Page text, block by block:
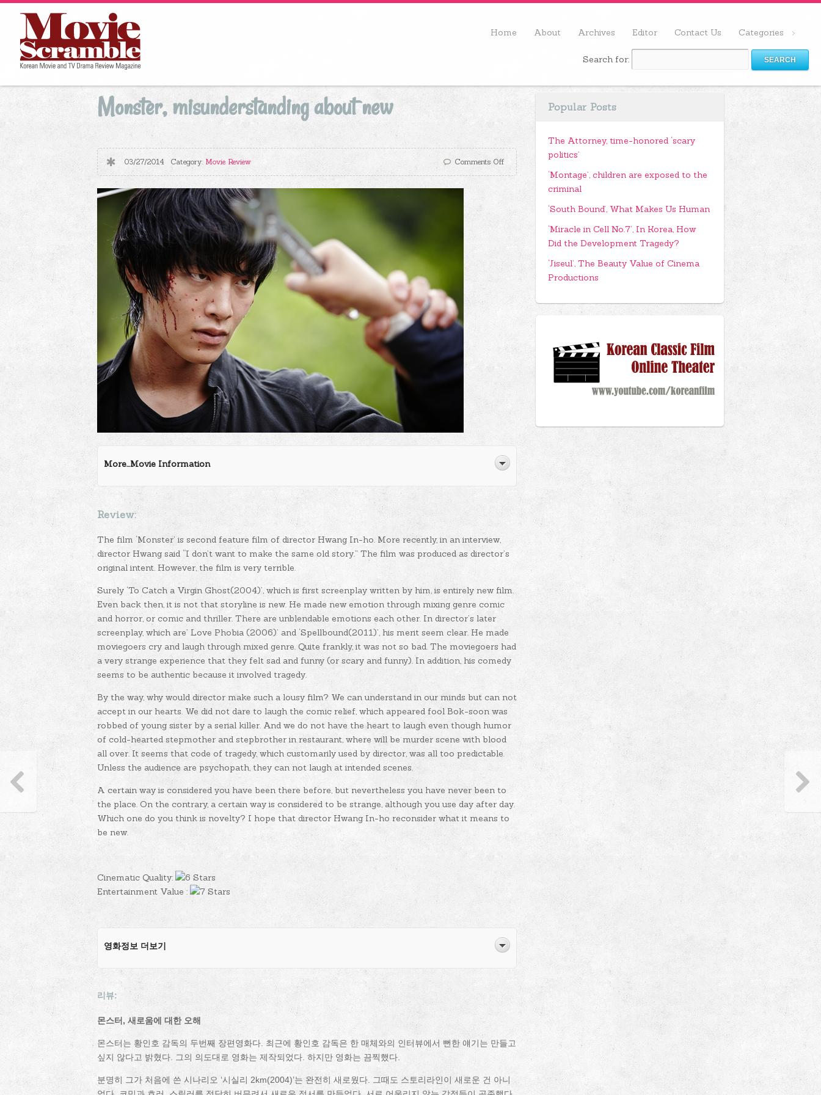
Home About Archives Editor Contact Us Categories
Search for:
Monster, misunderstanding about new
03/27/2014 Category: Movie Review Comments Off
More...Movie Information
Review:
The film ‘Monster’ is second feature film of director Hwang In-ho. More recently, in an interview,
director Hwang said “I don’t want to make the same old story.” The film was produced as director’s
original intent. However, the film is very terrible.
Surely ‘To Catch a Virgin Ghost(2004)’, which is first screenplay written by him, is entirely new film.
Even back then, it is not that storyline is new. He made new emotion through mixing genre comic
and horror, or comic and thriller. There are unblendable emotions each other. In director’s later
screenplay, which are’ Love Phobia (2006)’ and ‘Spellbound(2011)’, his merit seem clear. He made
moviegoers cry and laugh through mixed genre. Quite frankly, it was not so bad. The moviegoers had
a very strange experience that they felt sad and funny (or scary and funny). In addition, his comedy
seems to be authentic because it involved tragedy.
By the way, why would director make such a lousy film? We can understand in our minds but can not
accept in our hearts. We did not dare to laugh the comic relief, which appeared fool Bok-soon was
robbed of young sister by a serial killer. And we do not have the heart to laugh even though humor
of cold-hearted stepmother and stepbrother in restaurant, where will be murder scene with blood
all over. It seems that code of tragedy, which customarily used by director, was all too predictable.
Unless the audience are psychopath, they can not laugh at intended scenes.
A certain way is considered you have been there before, but nevertheless you have never been to
the place. On the contrary, a certain way is considered to be strange, although you use day after day.
Which one do you think is novelty? I hope that director Hwang In-ho reconsider what it means to
be new.
Cinematic Quality:
Entertainment Value :
영화정보 더보기
리뷰:
몬스터, 새로움에 대한 오해
몬스터는 황인호 감독의 두번째 장편영화다. 최근에 황인호 감독은 한 매체와의 인터뷰에서 뻔한 얘기는 만들고
싶지 않다고 밝혔다. 그의 의도대로 영화는 제작되었다. 하지만 영화는 끔찍했다.
분명히 그가 처음에 쓴 시나리오 ‘시실리 2km(2004)’는 완전히 새로웠다. 그때도 스토리라인이 새로운 건 아니
Popular Posts
The Attorney, time-honored ‘scary
politics’
‘Montage’, children are exposed to the
criminal
‘South Bound’, What Makes Us Human
‘Miracle in Cell No.7’, In Korea, How
Did the Development Tragedy?
‘Jiseul’, The Beauty Value of Cinema
Productions